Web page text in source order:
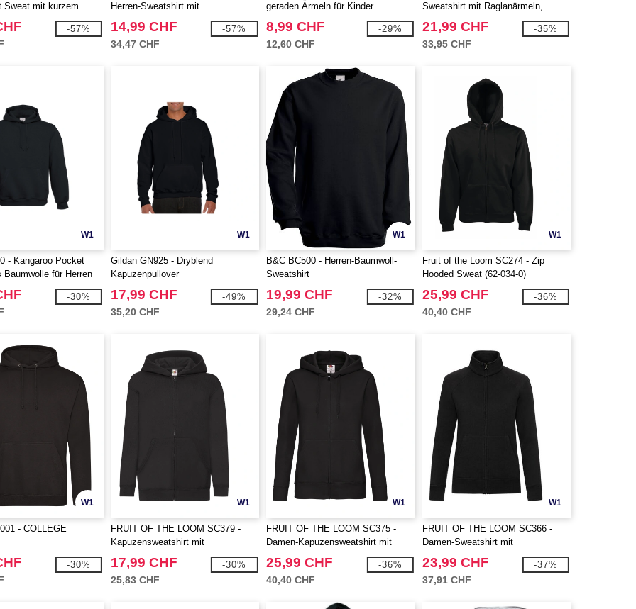
Sweat mit kurzem
-57%
Herren-Sweatshirt mit
durchgehendem Reißverschluss
14,99 CHF
34,47 CHF
-57%
geraden Ärmeln für Kinder
8,99 CHF
12,60 CHF
-29%
Sweatshirt mit Raglanärmeln,
Kragen mit Reißverschluss
21,99 CHF
33,95 CHF
-35%
W1
- Kangaroo Pocket
Baumwolle für Herren
-30%
W1
Gildan GN925 - Dryblend
Kapuzenpullover
17,99 CHF
35,20 CHF
-49%
W1
B&C BC500 - Herren-Baumwoll-
Sweatshirt
19,99 CHF
29,24 CHF
-32%
W1
Fruit of the Loom SC274 - Zip
Hooded Sweat (62-034-0)
25,99 CHF
40,40 CHF
-36%
W1
- COLLEGE
-30%
W1
FRUIT OF THE LOOM SC379 -
Kapuzensweatshirt mit
durchgehendem Reißverschluss für
Kinder
17,99 CHF
25,83 CHF
-30%
W1
FRUIT OF THE LOOM SC375 -
Damen-Kapuzensweatshirt mit
durchgehendem Reißverschluss
25,99 CHF
40,40 CHF
-36%
W1
FRUIT OF THE LOOM SC366 -
Damen-Sweatshirt mit
durchgehendem Reißverschluss
23,99 CHF
37,91 CHF
-37%